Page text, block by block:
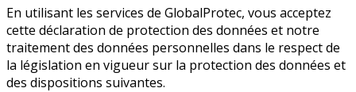
En utilisant les services de GlobalProtec, vous acceptez
cette déclaration de protection des données et notre
traitement des données personnelles dans le respect de
la législation en vigueur sur la protection des données et
des dispositions suivantes.